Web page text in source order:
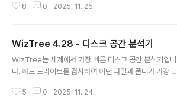
안전하며 편리하게 제거할 수 있습니다. 표준 Windows
제공합니다. Uninstall Tool은 번개처럼 빠른 속도로 작
동하며 컴퓨터에서 모든 프로그램을 완벽하게 제거합니다.
주요:- 수정 및 개선된 사용자 인터페이스 (새로운 아이콘
도구 모음의 조절 가능한 위치(위/아래/옆면)- 작업 패널의
8 0 2025. 11. 25.
WizTree 4.28 - 디스크 공간 분석기
WizTree는 세계에서 가장 빠른 디스크 공간 분석기입니
다. 하드 드라이브를 검사하여 어떤 파일과 폴더가 가장 많
방법은 없을 것입니다! WizTree가 제공하는 정보를 활용
5 0 2025. 11. 24.